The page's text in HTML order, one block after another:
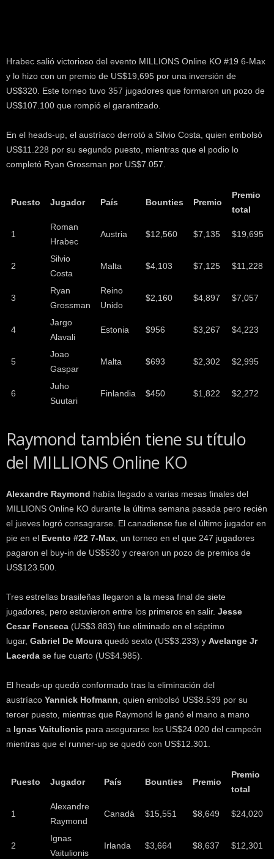
Hrabec salió victorioso del evento MILLIONS Online KO #19 6-Max
y lo hizo con un premio de US$19,695 por una inversión de
US$320. Este torneo tuvo 357 jugadores que formaron un pozo de
US$107.100 que rompió el garantizado.
En el heads-up, el austríaco derrotó a Silvio Costa, quien embolsó
US$11.228 por su segundo puesto, mientras que el podio lo
completó Ryan Grossman por US$7.057.
Puesto Jugador País Bounties Premio
Premio
total
1
Roman
Hrabec
Austria $12,560 $7,135 $19,695
2
Silvio
Costa
Malta $4,103 $7,125 $11,228
3
Ryan
Grossman
Reino
Unido
$2,160 $4,897 $7,057
4
Jargo
Alavali
Estonia $956 $3,267 $4,223
5
Joao
Gaspar
Malta $693 $2,302 $2,995
6
Juho
Suutari
Finlandia $450 $1,822 $2,272
Raymond también tiene su título
del MILLIONS Online KO
Alexandre Raymond había llegado a varias mesas finales del
MILLIONS Online KO durante la última semana pasada pero recién
el jueves logró consagrarse. El canadiense fue el último jugador en
pie en el Evento #22 7-Max , un torneo en el que 247 jugadores
pagaron el buy-in de US$530 y crearon un pozo de premios de
US$123.500.
Tres estrellas brasileñas llegaron a la mesa final de siete
jugadores, pero estuvieron entre los primeros en salir. Jesse
Cesar Fonseca (US$3.883) fue eliminado en el séptimo
lugar, Gabriel De Moura quedó sexto (US$3.233) y Avelange Jr
Lacerda se fue cuarto (US$4.985).
El heads-up quedó conformado tras la eliminación del
austríaco Yannick Hofmann , quien embolsó US$8.539 por su
tercer puesto, mientras que Raymond le ganó el mano a mano
a Ignas Vaitulionis para asegurarse los US$24.020 del campeón
mientras que el runner-up se quedó con US$12.301.
Puesto Jugador País Bounties Premio
Premio
total
1
Alexandre
Raymond
Canadá $15,551 $8,649 $24,020
2
Ignas
Vaitulionis
Irlanda $3,664 $8,637 $12,301